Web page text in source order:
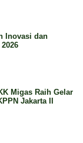
Inovasi dan
Migas Raih Gelar
Jakarta II